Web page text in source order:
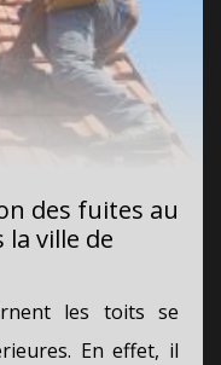
des fuites au
ville de
les toits se
En effet, il